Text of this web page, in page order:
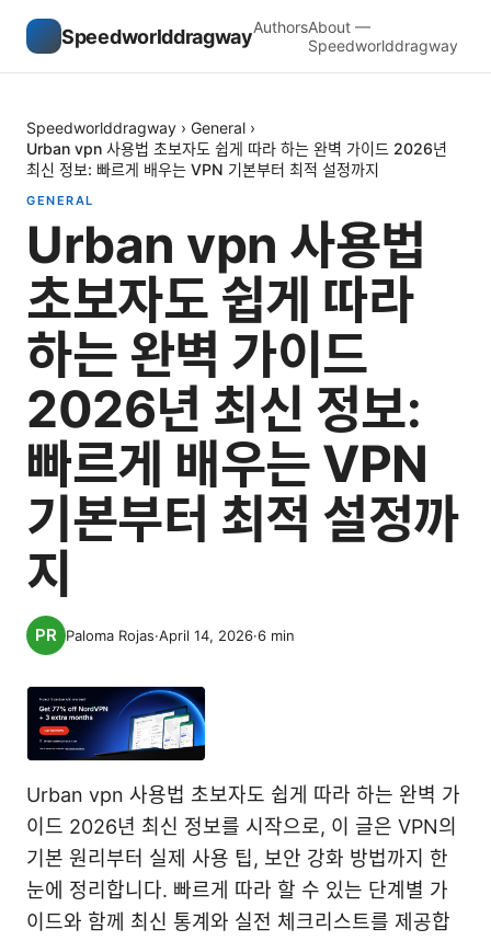
SpeedworlddragwayAuthorsAbout —
Speedworlddragway
Speedworlddragway › General ›
Urban vpn 사용법 초보자도 쉽게 따라 하는 완벽 가이드 2026년
최신 정보: 빠르게 배우는 VPN 기본부터 최적 설정까지
GENERAL
Urban vpn 사용법
초보자도 쉽게 따라
하는 완벽 가이드
2026년 최신 정보:
빠르게 배우는 VPN
기본부터 최적 설정까
지
Paloma Rojas·April 14, 2026·6 min
Urban vpn 사용법 초보자도 쉽게 따라 하는 완벽 가
이드 2026년 최신 정보를 시작으로, 이 글은 VPN의
기본 원리부터 실제 사용 팁, 보안 강화 방법까지 한
눈에 정리합니다. 빠르게 따라 할 수 있는 단계별 가
이드와 함께 최신 통계와 실전 체크리스트를 제공합